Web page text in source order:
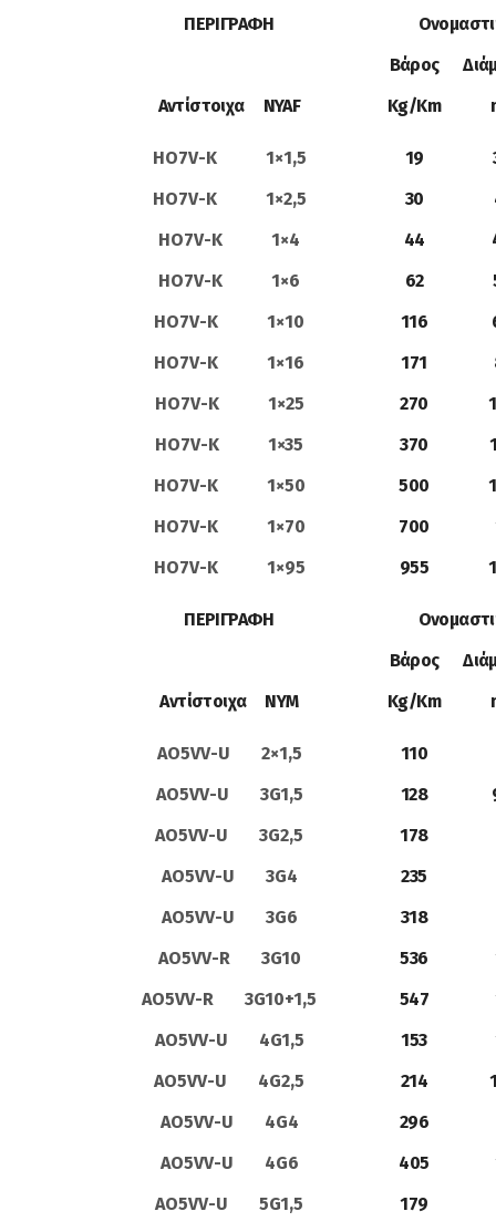
ΠΕΡΙΓΡΑΦΗ
Βάρος
Αντίστοιχα NYAF
Kg/Km
HO7V-K 1×1,5 19
HO7V-K 1×2,5
30
HO7V-K 1×4
44
HO7V-K 1×6
62
HO7V-K 1×10
116
HO7V-K 1×16
171
HO7V-K 1×25
270
HO7V-K 1×35
370
HO7V-K 1×50
500
HO7V-K 1×70
700
HO7V-K 1×95
955
ΠΕΡΙΓΡΑΦΗ
Βάρος
Αντίστοιχα NYM
Kg/Km
AO5VV-U 2×1,5
110
AO5VV-U 3G1,5
128
AO5VV-U 3G2,5
178
AO5VV-U 3G4
235
AO5VV-U 3G6
318
AO5VV-R 3G10
536
AO5VV-R 3G10+1,5
547
AO5VV-U 4G1,5
153
AO5VV-U 4G2,5
214
AO5VV-U 4G4
296
AO5VV-U 4G6
405
AO5VV-U 5G1,5
179